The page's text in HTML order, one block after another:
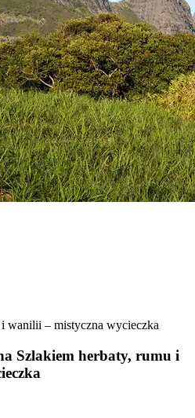
wanilii – mistyczna wycieczka
Szlakiem herbaty, rumu i